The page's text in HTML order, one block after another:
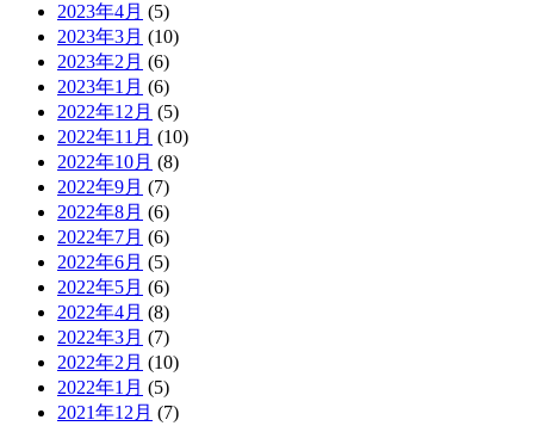
2023年4月 (5)
2023年3月 (10)
2023年2月 (6)
2023年1月 (6)
2022年12月 (5)
2022年11月 (10)
2022年10月 (8)
2022年9月 (7)
2022年8月 (6)
2022年7月 (6)
2022年6月 (5)
2022年5月 (6)
2022年4月 (8)
2022年3月 (7)
2022年2月 (10)
2022年1月 (5)
2021年12月 (7)